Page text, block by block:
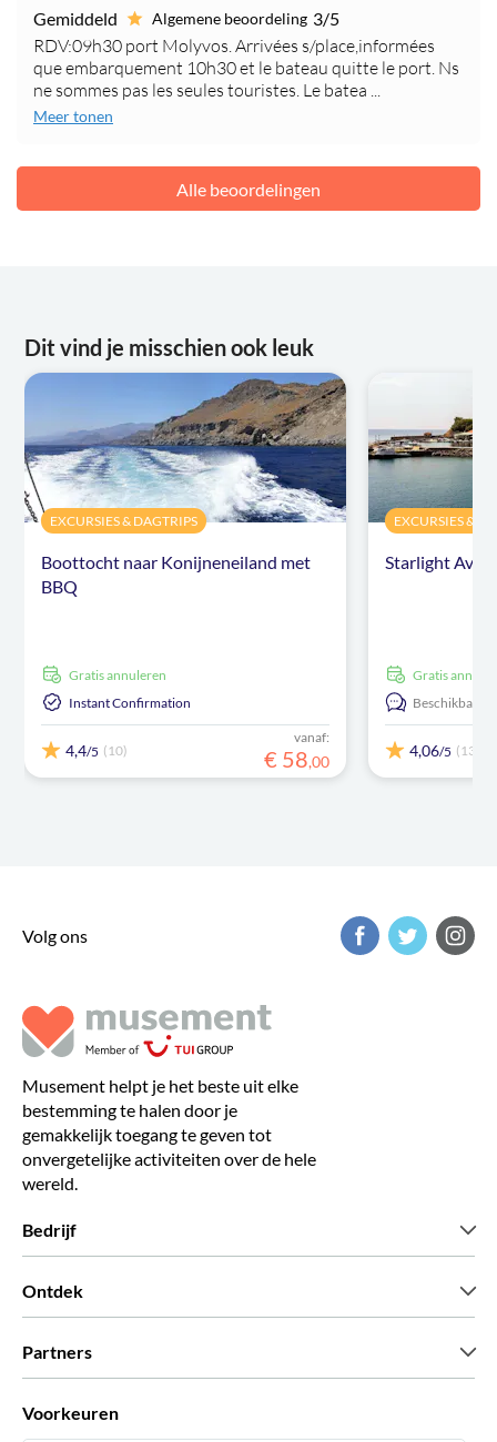
Gemiddeld Algemene beoordeling 3/5
RDV:09h30 port Molyvos. Arrivées s/place,informées
que embarquement 10h30 et le bateau quitte le port. Ns
ne sommes pas les seules touristes. Le batea ...
Meer tonen
Alle beoordelingen
Dit vind je misschien ook leuk
EXCURSIES & DAGTRIPS
Boottocht naar Konijneneiland met
BBQ
Gratis annuleren
Instant Confirmation
4,4/5 (10)
vanaf:
€ 58,00
EXCURSIES &
Starlight
Gratis
Beschikbaar
4,06/5 (13)
Volg ons
Musement helpt je het beste uit elke
bestemming te halen door je
gemakkelijk toegang te geven tot
onvergetelijke activiteiten over de hele
wereld.
Bedrijf
Ontdek
Partners
Voorkeuren